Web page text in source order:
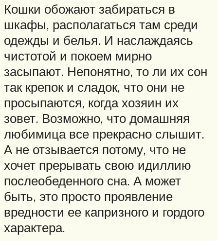
Кошки обожают забираться в
шкафы, располагаться там среди
одежды и белья. И наслаждаясь
чистотой и покоем мирно
засыпают. Непонятно, то ли их сон
так крепок и сладок, что они не
просыпаются, когда хозяин их
зовет. Возможно, что домашняя
любимица все прекрасно слышит.
А не отзывается потому, что не
хочет прерывать свою идиллию
послеобеденного сна. А может
быть, это просто проявление
вредности ее капризного и гордого
характера.